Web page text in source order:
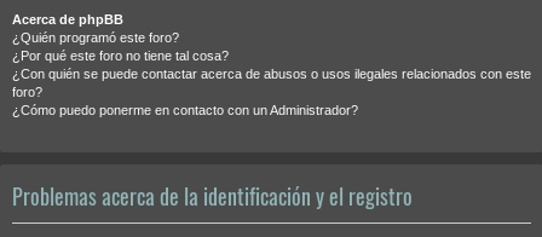
Acerca de phpBB
¿Quién programó este foro?
¿Por qué este foro no tiene tal cosa?
¿Con quién se puede contactar acerca de abusos o usos ilegales relacionados con este
foro?
¿Cómo puedo ponerme en contacto con un Administrador?
Problemas acerca de la identificación y el registro